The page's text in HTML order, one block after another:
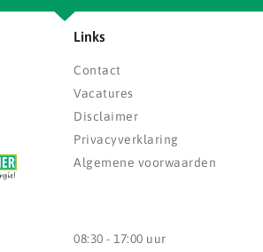
Links
Contact
Vacatures
Disclaimer
Privacyverklaring
Algemene voorwaarden
08:30 - 17:00 uur